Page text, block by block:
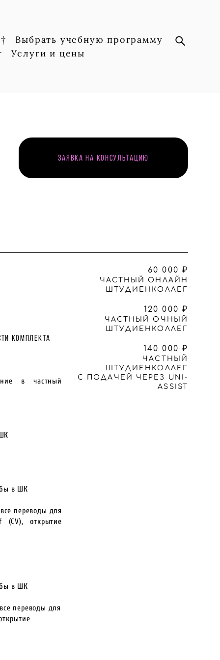
†
Выбрать учебную программу
Услуги и цены
Заявка на консультацию
комплекта
в частный
в ШК
переводы для
(CV), открытие
в ШК
переводы для
60 000 ₽
ЧАСТНЫЙ ОНЛАЙН
ШТУДИЕНКОЛЛЕГ
120 000 ₽
ЧАСТНЫЙ ОЧНЫЙ
ШТУДИЕНКОЛЛЕГ
140 000 ₽
ЧАСТНЫЙ
ШТУДИЕНКОЛЛЕГ
С ПОДАЧЕЙ ЧЕРЕЗ UNI-
ASSIST